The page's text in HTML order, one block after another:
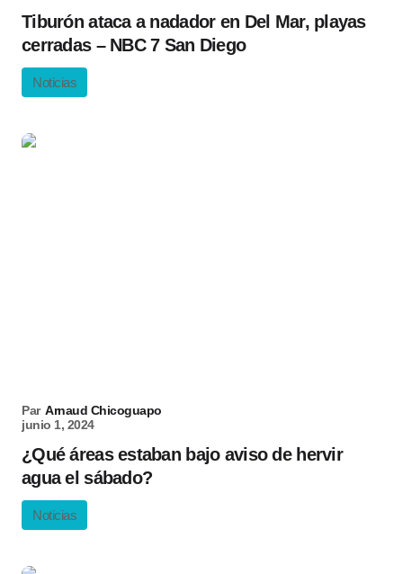
Tiburón ataca a nadador en Del Mar, playas
cerradas – NBC 7 San Diego
Noticias
Par Arnaud Chicoguapo
junio 1, 2024
¿Qué áreas estaban bajo aviso de hervir
agua el sábado?
Noticias